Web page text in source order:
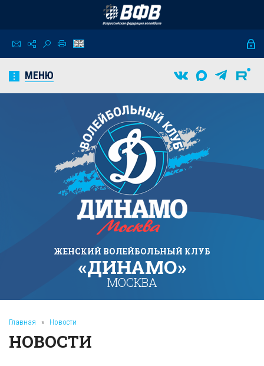
МЕНЮ
ЖЕНСКИЙ ВОЛЕЙБОЛЬНЫЙ КЛУБ
«ДИНАМО»
МОСКВА
Главная » Новости
НОВОСТИ